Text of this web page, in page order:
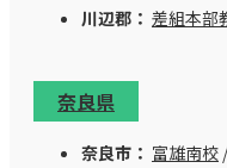
川辺郡： 差組本部
奈良県
奈良市： 富雄南校